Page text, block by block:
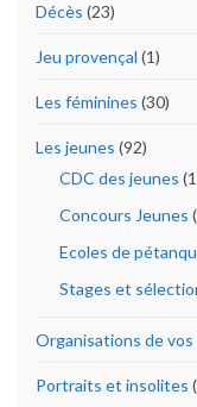
Décès (23)
Jeu provençal (1)
Les féminines (30)
Les jeunes (92)
CDC des jeunes
Concours Jeunes
Ecoles de
Stages et
Organisations de vos
Portraits et insolites